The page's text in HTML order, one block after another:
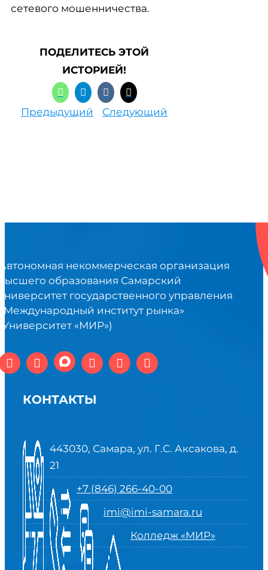
сетевого мошенничества.
ПОДЕЛИТЕСЬ ЭТОЙ
ИСТОРИЕЙ!
Предыдущий Следующий
некоммерческая организация
образования Самарский
государственного управления
институт рынка»
«МИР»)
КОНТАКТЫ
443030, Самара, ул. Г.С. Аксакова, д.
21
+7 (846) 266-40-00
imi@imi-samara.ru
Колледж «МИР»